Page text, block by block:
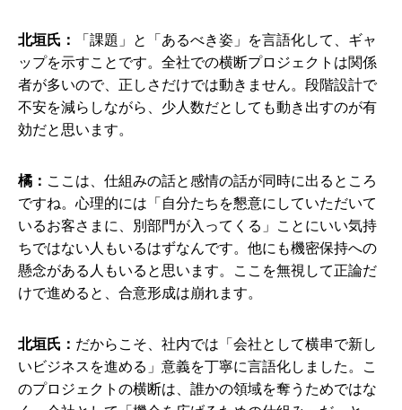
北垣氏：
「課題」と「あるべき姿」を言語化して、ギャ
ップを示すことです。全社での横断プロジェクトは関係
者が多いので、正しさだけでは動きません。段階設計で
不安を減らしながら、少人数だとしても動き出すのが有
効だと思います。
橘： ここは、仕組みの話と感情の話が同時に出るところ
ですね。心理的には「自分たちを懇意にしていただいて
いるお客さまに、別部門が入ってくる」ことにいい気持
ちではない人もいるはずなんです。他にも機密保持への
懸念がある人もいると思います。ここを無視して正論だ
けで進めると、合意形成は崩れます。
北垣氏： だからこそ、社内では「会社として横串で新し
いビジネスを進める」意義を丁寧に言語化しました。こ
のプロジェクトの横断は、誰かの領域を奪うためではな